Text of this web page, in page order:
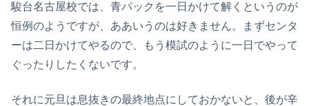
駿台名古屋校では、青パックを一日かけて解くというのが
恒例のようですが、ああいうのは好きません。まずセンタ
ーは二日かけてやるので、もう模試のように一日でやって
ぐったりしたくないです。
それに元旦は息抜きの最終地点にしておかないと、後が辛